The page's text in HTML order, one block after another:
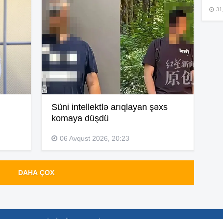
Süni intellektlə arıqlayan şəxs
komaya düşdü
06 Avqust 2026, 20:23
DAHA ÇOX